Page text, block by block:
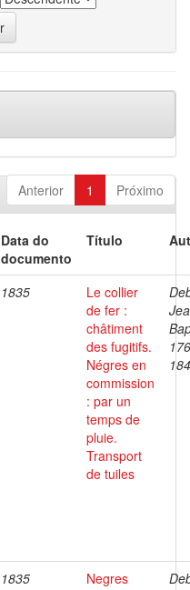
Anterior 1 Próximo
Data do
documento
Título
1835
Le collier
de fer :
châtiment
des fugitifs.
Négres en
commission
: par un
temps de
pluie.
Transport
de tuiles
1835
Negres